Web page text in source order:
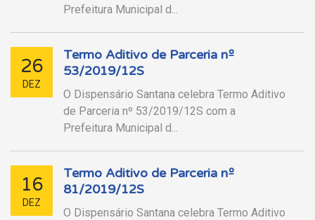
Prefeitura Municipal d...
26
DEZ
Termo Aditivo de Parceria nº
53/2019/12S
O Dispensário Santana celebra Termo Aditivo
de Parceria nº 53/2019/12S com a
Prefeitura Municipal d...
16
DEZ
Termo Aditivo de Parceria nº
81/2019/12S
O Dispensário Santana celebra Termo Aditivo